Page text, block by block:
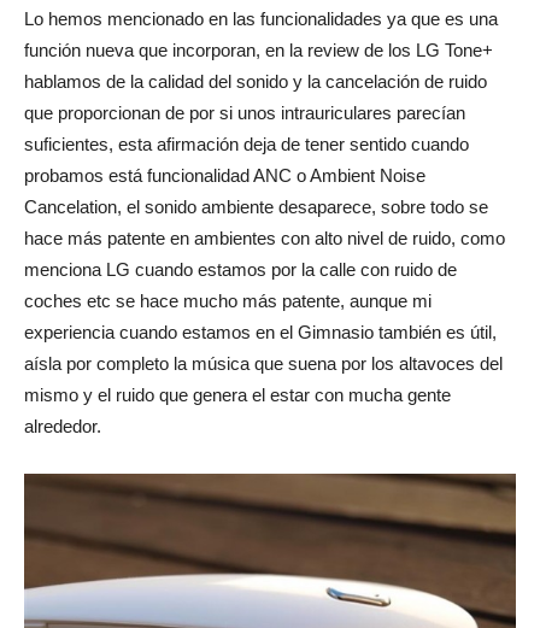
Lo hemos mencionado en las funcionalidades ya que es una
función nueva que incorporan, en la review de los LG Tone+
hablamos de la calidad del sonido y la cancelación de ruido
que proporcionan de por si unos intrauriculares parecían
suficientes, esta afirmación deja de tener sentido cuando
probamos está funcionalidad ANC o Ambient Noise
Cancelation, el sonido ambiente desaparece, sobre todo se
hace más patente en ambientes con alto nivel de ruido, como
menciona LG cuando estamos por la calle con ruido de
coches etc se hace mucho más patente, aunque mi
experiencia cuando estamos en el Gimnasio también es útil,
aísla por completo la música que suena por los altavoces del
mismo y el ruido que genera el estar con mucha gente
alrededor.